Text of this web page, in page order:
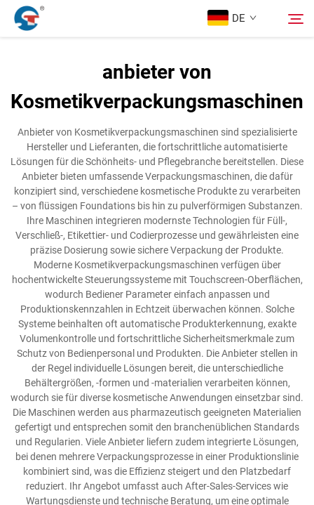
DE
Produkte
Design-Fall
Service
Neuigkeiten
Kontaktieren Sie uns
Suche
anbieter von
Kosmetikverpackungsmaschinen
Anbieter von Kosmetikverpackungsmaschinen sind spezialisierte
Hersteller und Lieferanten, die fortschrittliche automatisierte
Lösungen für die Schönheits- und Pflegebranche bereitstellen. Diese
Anbieter bieten umfassende Verpackungsmaschinen, die dafür
konzipiert sind, verschiedene kosmetische Produkte zu verarbeiten
– von flüssigen Foundations bis hin zu pulverförmigen Substanzen.
Ihre Maschinen integrieren modernste Technologien für Füll-,
Verschließ-, Etikettier- und Codierprozesse und gewährleisten eine
präzise Dosierung sowie sichere Verpackung der Produkte.
Moderne Kosmetikverpackungsmaschinen verfügen über
hochentwickelte Steuerungssysteme mit Touchscreen-Oberflächen,
wodurch Bediener Parameter einfach anpassen und
Produktionskennzahlen in Echtzeit überwachen können. Solche
Systeme beinhalten oft automatische Produkterkennung, exakte
Volumenkontrolle und fortschrittliche Sicherheitsmerkmale zum
Schutz von Bedienpersonal und Produkten. Die Anbieter stellen in
der Regel individuelle Lösungen bereit, die unterschiedliche
Behältergrößen, -formen und -materialien verarbeiten können,
wodurch sie für diverse kosmetische Anwendungen einsetzbar sind.
Die Maschinen werden aus pharmazeutisch geeigneten Materialien
gefertigt und entsprechen somit den branchenüblichen Standards
und Regularien. Viele Anbieter liefern zudem integrierte Lösungen,
bei denen mehrere Verpackungsprozesse in einer Produktionslinie
kombiniert sind, was die Effizienz steigert und den Platzbedarf
reduziert. Ihr Angebot umfasst auch After-Sales-Services wie
Wartungsdienste und technische Beratung, um eine optimale